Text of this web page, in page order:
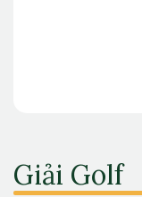
Giải Golf